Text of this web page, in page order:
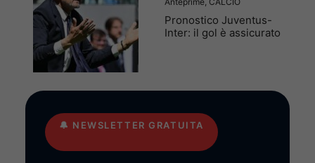
Pronostico Juventus-
Inter: il gol è assicurato
🔔 NEWSLETTER GRATUITA